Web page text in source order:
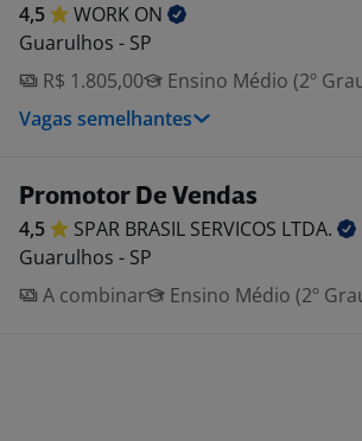
4,5 WORK ON
Guarulhos - SP
R$ 1.805,00
Ensino Médio (2º
Vagas semelhantes
Promotor De Vendas
4,5 SPAR BRASIL SERVICOS LTDA.
Guarulhos - SP
A combinar
Ensino Médio (2º